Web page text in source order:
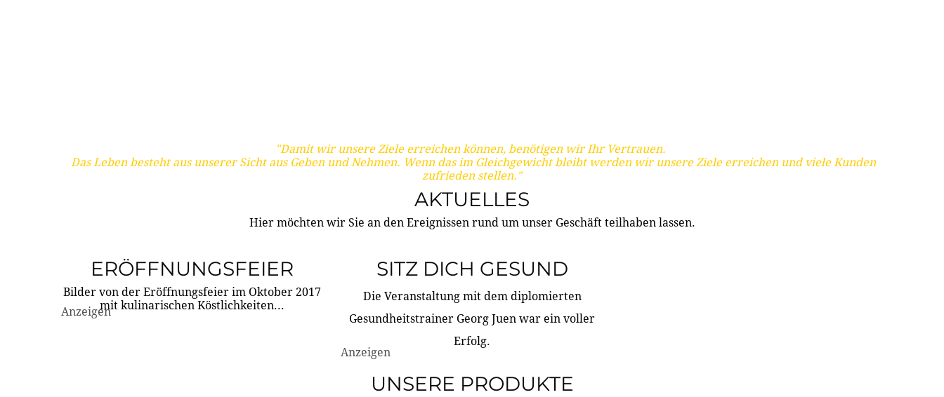
"Damit wir unsere Ziele erreichen können, benötigen wir Ihr Vertrauen.
Das Leben besteht aus unserer Sicht aus Geben und Nehmen. Wenn das im Gleichgewicht bleibt werden wir unsere Ziele erreichen und viele Kunden
zufrieden stellen."
AKTUELLES
Hier möchten wir Sie an den Ereignissen rund um unser Geschäft teilhaben lassen.
ERÖFFNUNGSFEIER
Bilder von der Eröffnungsfeier im Oktober 2017
mit kulinarischen Köstlichkeiten...
Anzeigen
SITZ DICH GESUND
Die Veranstaltung mit dem diplomierten
Gesundheitstrainer Georg Juen war ein voller
Erfolg.
Anzeigen
UNSERE PRODUKTE